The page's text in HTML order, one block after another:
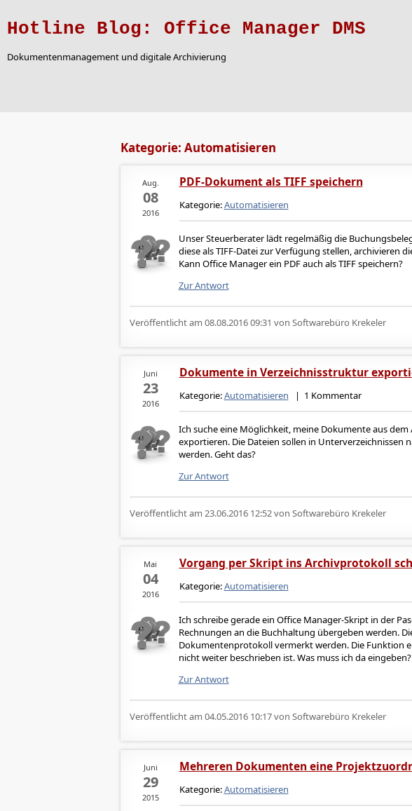
Hotline Blog: Office Manager DMS
Dokumentenmanagement und digitale Archivierung
Kategorie: Automatisieren
Aug.
08
2016
PDF-Dokument als TIFF speichern
Kategorie:Automatisieren
Unser Steuerberater lädt regelmäßig die
diese als TIFF-Datei zur Verfügung stellen, archivieren
Kann Office Manager ein PDF auch als TIFF speichern?
Zur Antwort
Veröffentlicht am 08.08.2016 09:31 von Softwarebüro Krekeler
Juni
23
2016
Dokumente in Verzeichnisstruktur
Kategorie:Automatisieren | 1 Kommentar
Ich suche eine Möglichkeit, meine Dokumente aus
exportieren. Die Dateien sollen in Unterverzeichnissen
werden. Geht das?
Zur Antwort
Veröffentlicht am 23.06.2016 12:52von Softwarebüro Krekeler
Mai
04
2016
Vorgang per Skript ins Archivprotokoll
Kategorie:Automatisieren
Ich schreibe gerade ein Office Manager-Skript in der
Rechnungen an die Buchhaltung übergeben werden.
Dokumentenprotokoll vermerkt werden. Die Funktion
nicht weiter beschrieben ist. Was muss ich da eingeben?
Zur Antwort
Veröffentlicht am 04.05.2016 10:17von Softwarebüro Krekeler
Juni
29
2015
Mehreren Dokumenten eine
Kategorie:Automatisieren